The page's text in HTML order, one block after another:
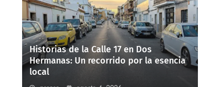
Historias de la Calle 17 en Dos
Hermanas: Un recorrido por la esencia
local